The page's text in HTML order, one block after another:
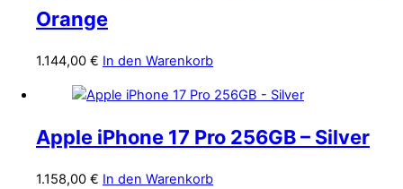
Orange
1.144,00 € In den Warenkorb
Apple iPhone 17 Pro 256GB – Silver
1.158,00 € In den Warenkorb